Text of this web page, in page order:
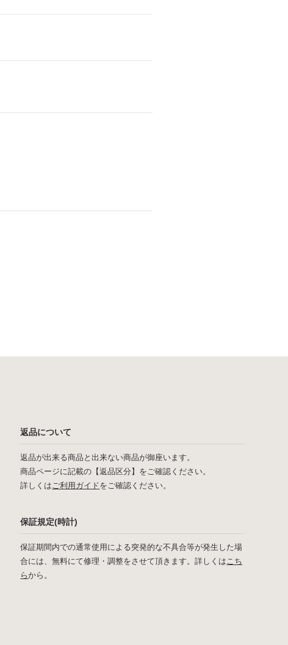
返品について
返品が出来る商品と出来ない商品が御座います。
商品ページに記載の【返品区分】をご確認ください。
詳しくはご利用ガイドをご確認ください。
保証規定(時計)
保証期間内での通常使用による突発的な不具合等が発生した場
合には、無料にて修理・調整をさせて頂きます。詳しくはこち
らから。